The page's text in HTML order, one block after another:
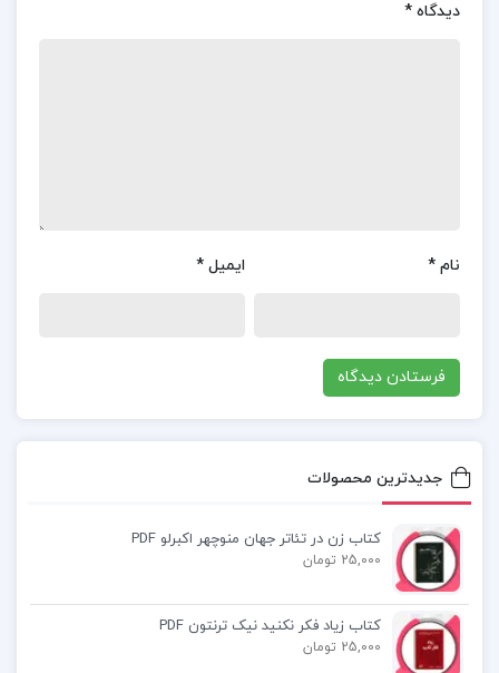
حل المسائل محاسبات عددی فهیمه سلطانیان
دانلود رایگان کتاب روش های محاسبات عددی فهیمه
کتاب پیشنهادی📚
کتاب آناتومی گری برای دانشجویان جلد اول تنه
دیدگاه *
نام * ایمیل *
جدیدترین محصولات
کتاب زن در تئاتر جهان منوچهر اکبرلو PDF
25,000 تومان
کتاب زیاد فکر نکنید نیک ترنتون PDF
25,000 تومان